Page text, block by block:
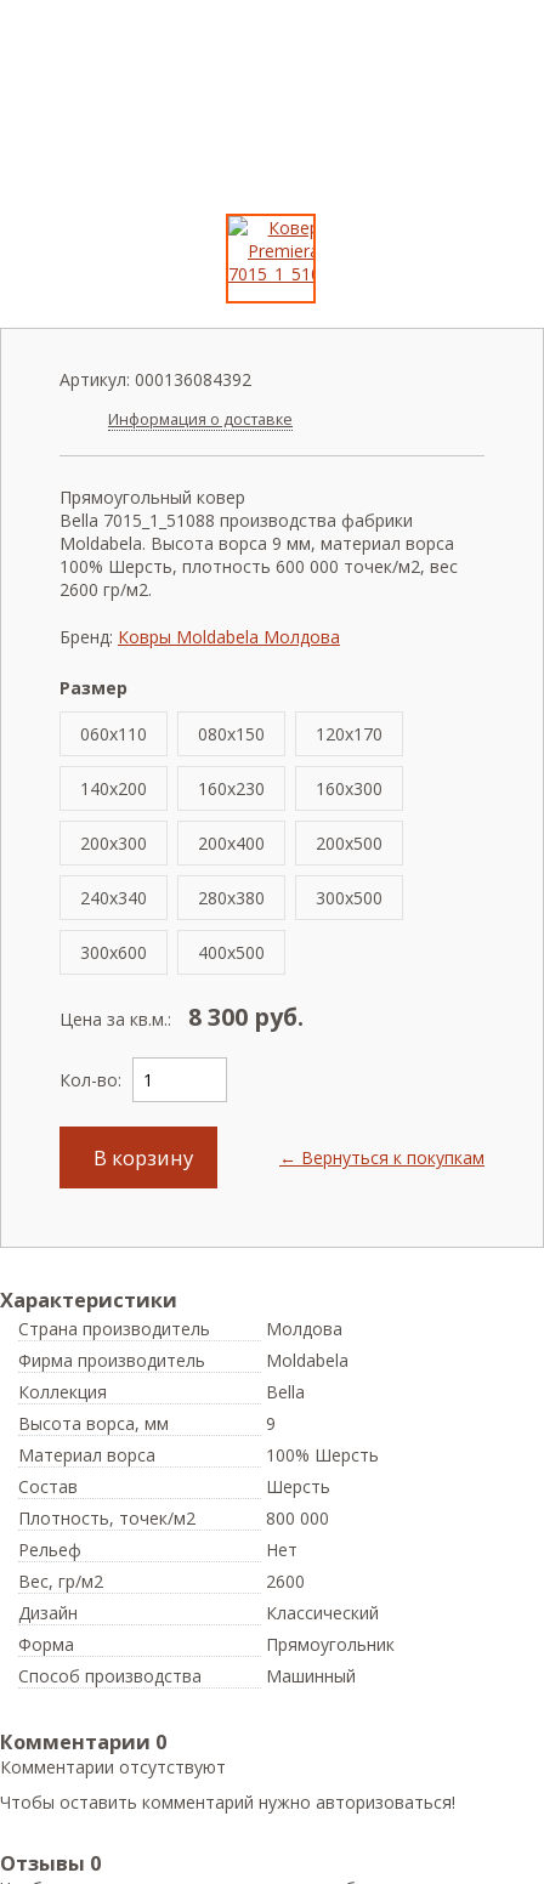
Артикул: 000136084392
Информация о доставке
Прямоугольный ковер
Bella 7015_1_51088 производства фабрики
Moldabela. Высота ворса 9 мм, материал ворса
100% Шерсть, плотность 600 000 точек/м2, вес
2600 гр/м2.
Бренд: Ковры Moldabela Молдова
Размер
060x110
080x150 120x170
140x200 160x230 160x300
200x300 200x400 200x500
240x340 280x380 300x500
300x600 400x500
Цена за кв.м.: 8 300 руб.
Кол-во:
В корзину ← Вернуться к покупкам
Характеристики
Страна производитель
Молдова
Фирма производитель
Moldabela
Коллекция
Bella
Высота ворса, мм
9
Материал ворса
100% Шерсть
Состав
Шерсть
Плотность, точек/м2
800 000
Рельеф
Нет
Вес, гр/м2
2600
Дизайн
Классический
Форма
Прямоугольник
Способ производства
Машинный
Комментарии 0
Комментарии отсутствуют
Чтобы оставить комментарий нужно авторизоваться!
Отзывы 0